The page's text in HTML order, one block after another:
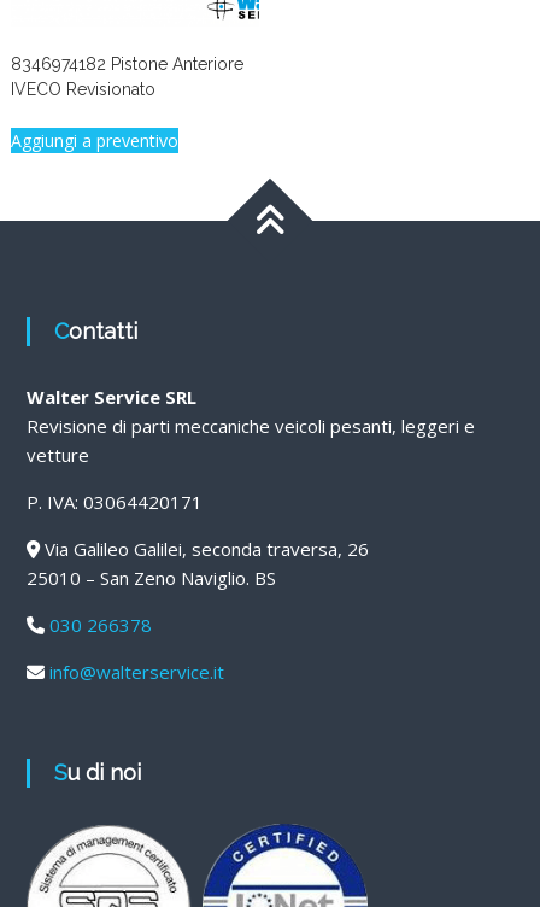
8346974182 Pistone Anteriore
IVECO Revisionato
Aggiungi a preventivo
Contatti
Walter Service SRL
Revisione di parti meccaniche veicoli pesanti, leggeri e
vetture
P. IVA: 03064420171
Via Galileo Galilei, seconda traversa, 26
25010 – San Zeno Naviglio. BS
030 266378
info@walterservice.it
Su di noi